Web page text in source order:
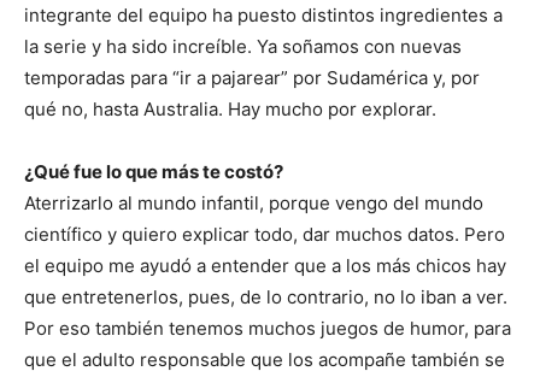
integrante del equipo ha puesto distintos ingredientes a
la serie y ha sido increíble. Ya soñamos con nuevas
temporadas para “ir a pajarear” por Sudamérica y, por
qué no, hasta Australia. Hay mucho por explorar.
¿Qué fue lo que más te costó?
Aterrizarlo al mundo infantil, porque vengo del mundo
científico y quiero explicar todo, dar muchos datos. Pero
el equipo me ayudó a entender que a los más chicos hay
que entretenerlos, pues, de lo contrario, no lo iban a ver.
Por eso también tenemos muchos juegos de humor, para
que el adulto responsable que los acompañe también se